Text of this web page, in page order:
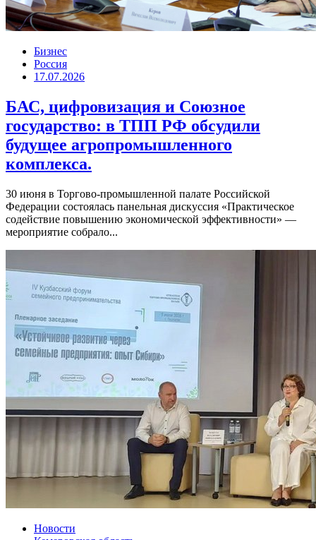
Бизнес
Россия
17.07.2026
БАС, цифровизация и Союзное
государство: в ТПП РФ обсудили
будущее агропромышленного
комплекса.
30 июня в Торгово-промышленной палате Российской
Федерации состоялась панельная дискуссия «Практическое
содействие повышению экономической эффективности» —
мероприятие собрало...
Новости